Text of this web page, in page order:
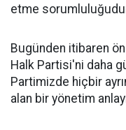
etme
Bugünden itibaren
Halk Partisi'ni daha
Partimizde hiçbir
alan bir yönetim